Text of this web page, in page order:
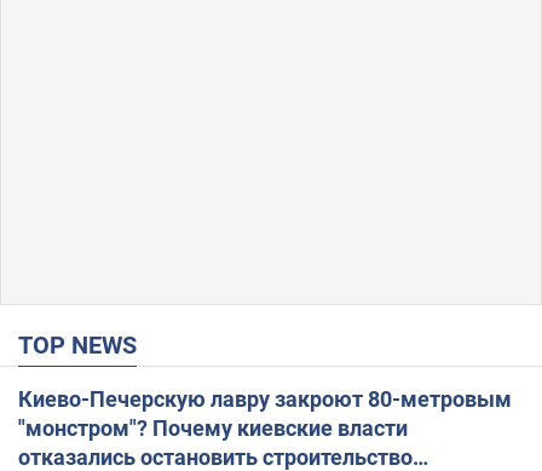
TOP NEWS
Киево-Печерскую лавру закроют 80-метровым
"монстром"? Почему киевские власти
отказались остановить строительство